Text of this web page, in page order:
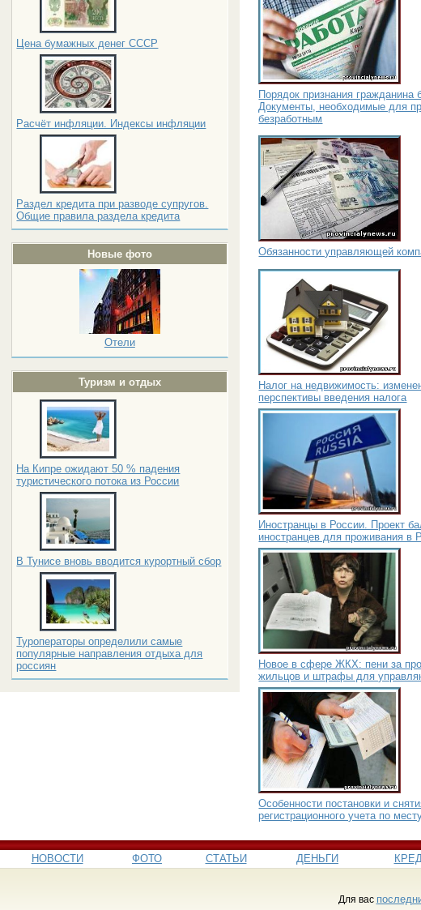
Цена бумажных денег СССР
Расчёт инфляции. Индексы инфляции
Раздел кредита при разводе супругов.
Общие правила раздела кредита
Новые фото
Отели
Туризм и отдых
На Кипре ожидают 50 % падения
туристического потока из России
В Тунисе вновь вводится курортный сбор
Туроператоры определили самые
популярные направления отдыха для
россиян
Порядок признания гражданина
Документы, необходимые для
безработным
Обязанности управляющей
Налог на недвижимость:
перспективы введения налога
Иностранцы в России. Проект
иностранцев для проживания в
Новое в сфере ЖКХ: пени за
жильцов и штрафы для
Особенности постановки и
регистрационного учета по
НОВОСТИ ФОТО СТАТЬИ ДЕНЬГИ
Для вас